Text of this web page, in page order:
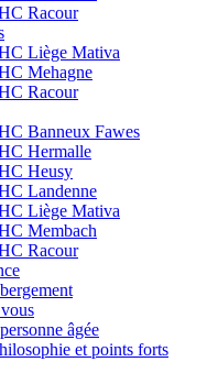
Racour
Liège Mativa
Mehagne
Racour
Banneux Fawes
Hermalle
Heusy
Landenne
Liège Mativa
Membach
Racour
âgée
et points forts